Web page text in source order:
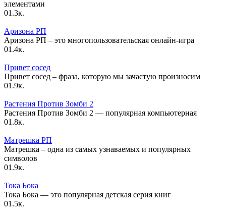
элементами
01.3к.
Аризона РП
Аризона РП – это многопользовательская онлайн-игра
01.4к.
Привет сосед
Привет сосед – фраза, которую мы зачастую произносим
01.9к.
Растения Против Зомби 2
Растения Против Зомби 2 — популярная компьютерная
01.8к.
Матрешка РП
Матрешка – одна из самых узнаваемых и популярных
символов
01.9к.
Тока Бока
Тока Бока — это популярная детская серия книг
01.5к.